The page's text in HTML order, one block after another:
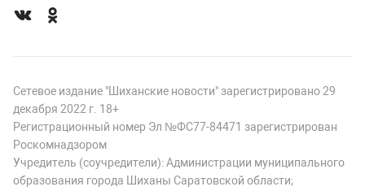
Сетевое издание "Шиханские новости" зарегистрировано 29
декабря 2022 г. 18+
Регистрационный номер Эл №ФС77-84471 зарегистрирован
Роскомнадзором
Учредитель (соучредители): Администрации муниципального
образования города Шиханы Саратовской области;